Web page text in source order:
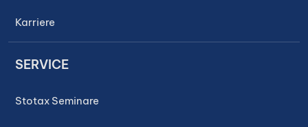
Karriere
SERVICE
Stotax Seminare